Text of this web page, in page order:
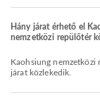
Hány járat érhető el
nemzetközi repülőtér
Kaohsiung nemzetközi repülőtér és Incshoni nemzetközi repülőtér között 7
járat közlekedik.